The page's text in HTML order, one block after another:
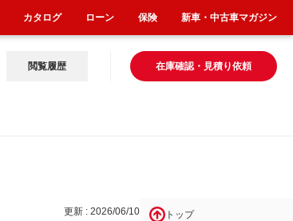
在庫確認・見積り依頼
閲覧履歴
更新 : 2026/06/10 トップ
カタログ ローン 保険 新車・中古車マガジン